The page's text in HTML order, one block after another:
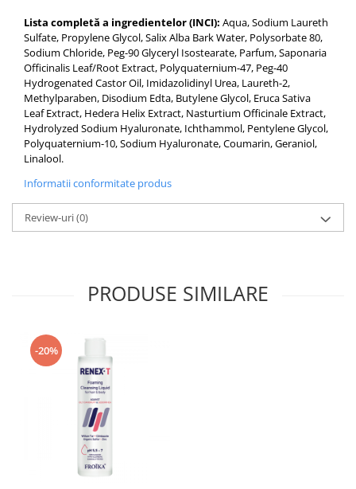
Lista completă a ingredientelor (INCI): Aqua, Sodium Laureth
Sulfate, Propylene Glycol, Salix Alba Bark Water, Polysorbate 80,
Sodium Chloride, Peg-90 Glyceryl Isostearate, Parfum, Saponaria
Officinalis Leaf/Root Extract, Polyquaternium-47, Peg-40
Hydrogenated Castor Oil, Imidazolidinyl Urea, Laureth-2,
Methylparaben, Disodium Edta, Butylene Glycol, Eruca Sativa
Leaf Extract, Hedera Helix Extract, Nasturtium Officinale Extract,
Hydrolyzed Sodium Hyaluronate, Ichthammol, Pentylene Glycol,
Polyquaternium-10, Sodium Hyaluronate, Coumarin, Geraniol,
Linalool.
Informatii conformitate produs
Review-uri(0)
PRODUSE SIMILARE
-20%